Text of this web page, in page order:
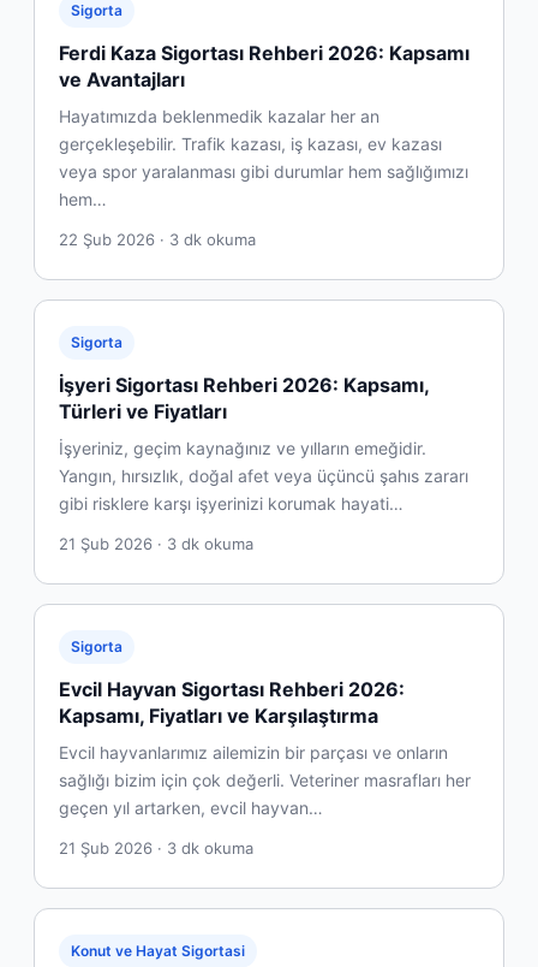
Sigorta
Ferdi Kaza Sigortası Rehberi 2026: Kapsamı
ve Avantajları
Hayatımızda beklenmedik kazalar her an
gerçekleşebilir. Trafik kazası, iş kazası, ev kazası
veya spor yaralanması gibi durumlar hem sağlığımızı
hem…
22 Şub 2026 · 3 dk okuma
Sigorta
İşyeri Sigortası Rehberi 2026: Kapsamı,
Türleri ve Fiyatları
İşyeriniz, geçim kaynağınız ve yılların emeğidir.
Yangın, hırsızlık, doğal afet veya üçüncü şahıs zararı
gibi risklere karşı işyerinizi korumak hayati…
21 Şub 2026 · 3 dk okuma
Sigorta
Evcil Hayvan Sigortası Rehberi 2026:
Kapsamı, Fiyatları ve Karşılaştırma
Evcil hayvanlarımız ailemizin bir parçası ve onların
sağlığı bizim için çok değerli. Veteriner masrafları her
geçen yıl artarken, evcil hayvan…
21 Şub 2026 · 3 dk okuma
Konut ve Hayat Sigortasi